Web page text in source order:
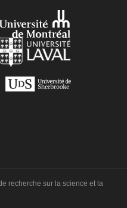
recherche sur la science et la